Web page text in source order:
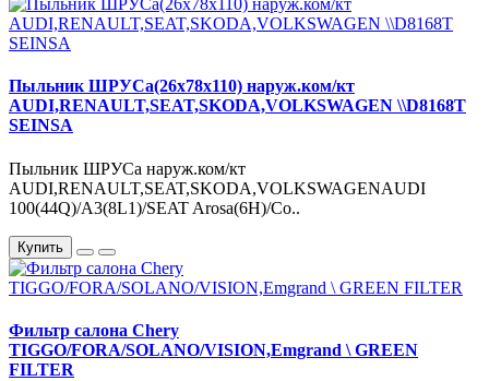
Пыльник ШРУСа(26x78x110) наруж.ком/кт
AUDI,RENAULT,SEAT,SKODA,VOLKSWAGEN \\D8168T
SEINSA
Пыльник ШРУСа наруж.ком/кт
AUDI,RENAULT,SEAT,SKODA,VOLKSWAGENAUDI
100(44Q)/A3(8L1)/SEAT Arosa(6H)/Co..
Купить
Фильтр салона Chery
TIGGO/FORA/SOLANO/VISION,Emgrand \ GREEN
FILTER